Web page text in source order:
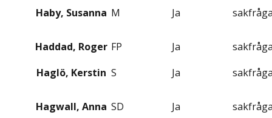
Haby, Susanna M Ja
Haddad, Roger FP Ja
Haglö, Kerstin S Ja
Hagwall, Anna SD Ja